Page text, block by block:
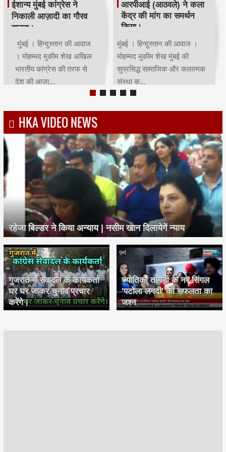
रमजान पर दिया एकता-
भाईचारे का संदेश:कांग्रेस ने
आयोजित किया रोजा इफ्तार
मुंबई | हिन्दुस्तान की आवाज |
मोहम्मद मुकीम शेखमुंबई कांग्रेस
अध्यक्ष भाई जगताप व कार्याध्यक्ष
चरणसि...
श्री सिद्धिविनायक मंदिर
ट्रस्ट ने सचिन तेंदुलकर का
सम्मान किया।
मुंबई । हिन्दुस्तान की आवाज ।
मोहम्मद मुकीम शेख भारतीय क्रिकेट
के भगवान कहे जाने वाले देश के
मह...
HKA VIDEO NEWS
रहेजा बिल्डर ने किया अन्याय | नसीम खान दिलायेगें न्याय
गुजरात में सेवादल के कार्यकर्ता
घर घर जाकर चुनाव प्रचार
करेंगे।
ज्योतिका तांगड़ी के नए सिंगल
'पटोला लगदी' की सफलता का
जश्न